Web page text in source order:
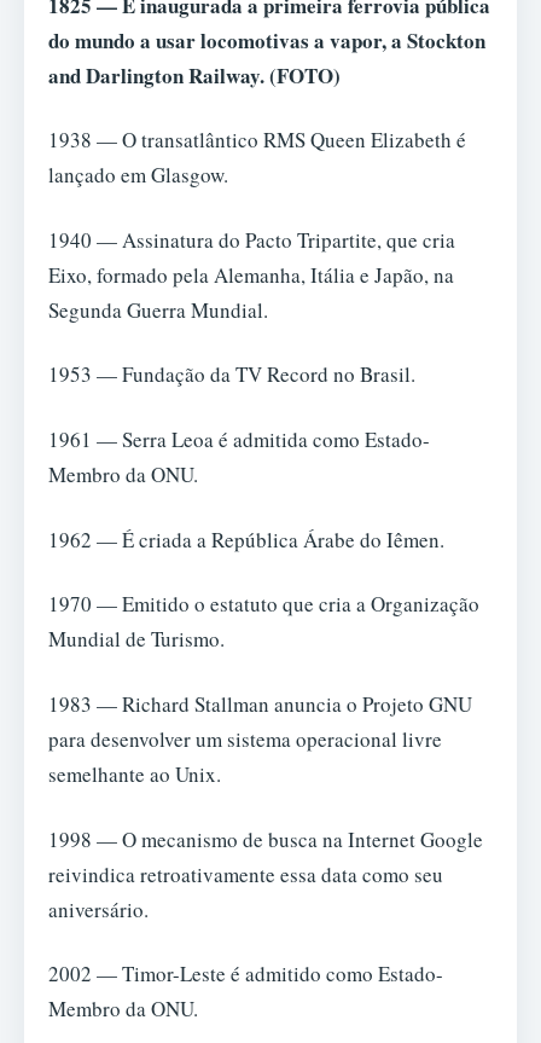
do mundo a usar locomotivas a vapor, a Stockton
and Darlington Railway.(FOTO)
1938 — O transatlântico RMS Queen Elizabeth é
lançado em Glasgow.
1940 — Assinatura do Pacto Tripartite, que cria
Eixo, formado pela Alemanha, Itália e Japão, na
Segunda Guerra Mundial.
1953 — Fundação da TV Record no Brasil.
1961 — Serra Leoa é admitida como Estado-
Membro da ONU.
1962 — É criada a República Árabe do Iêmen.
1970 — Emitido o estatuto que cria a Organização
Mundial de Turismo.
1983 — Richard Stallman anuncia o Projeto GNU
para desenvolver um sistema operacional livre
semelhante ao Unix.
1998 — O mecanismo de busca na Internet Google
reivindica retroativamente essa data como seu
aniversário.
2002 — Timor-Leste é admitido como Estado-
Membro da ONU.